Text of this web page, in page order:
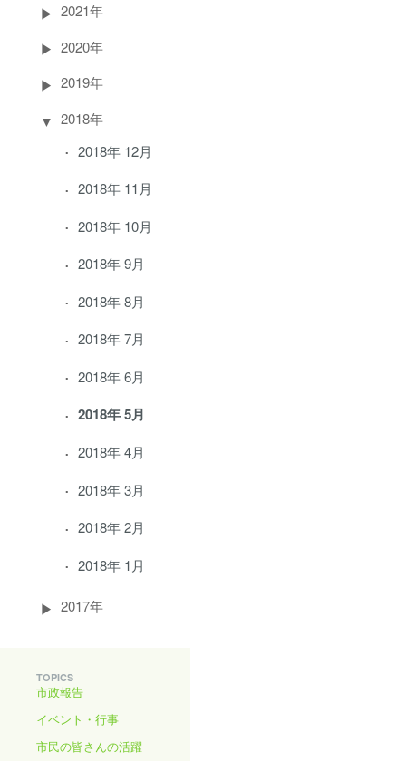
2021年
2020年
2019年
2018年
2018年 12月
2018年 11月
2018年 10月
2018年 9月
2018年 8月
2018年 7月
2018年 6月
2018年 5月
2018年 4月
2018年 3月
2018年 2月
2018年 1月
2017年
TOPICS
市政報告
イベント・行事
市民の皆さんの活躍